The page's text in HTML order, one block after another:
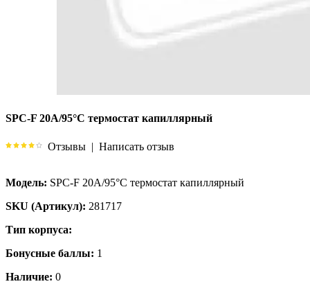
SPC-F 20A/95°C термостат капиллярный
Отзывы | Написать отзыв
Модель: SPC-F 20A/95°C термостат капиллярный
SKU (Артикул): 281717
Тип корпуса:
Бонусные баллы: 1
Наличие: 0